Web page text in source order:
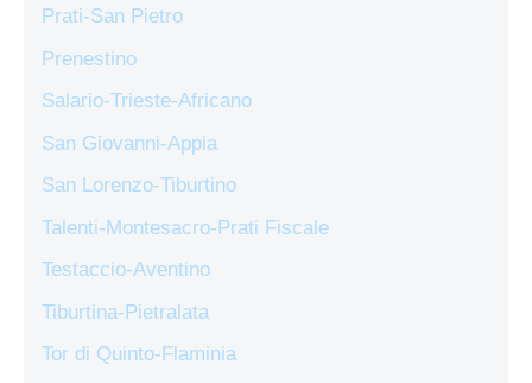
Prati-San Pietro
Prenestino
Salario-Trieste-Africano
San Giovanni-Appia
San Lorenzo-Tiburtino
Talenti-Montesacro-Prati Fiscale
Testaccio-Aventino
Tiburtina-Pietralata
Tor di Quinto-Flaminia